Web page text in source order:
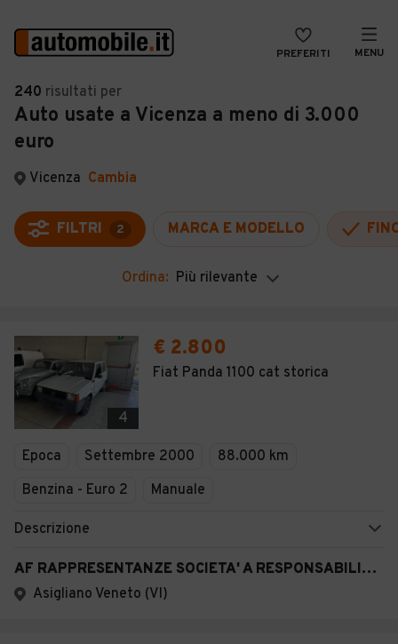
PREFERITI MENU
Auto
Auto Km 0
Auto Nuove
Moto
Camper
Veicoli Commerciali
VENDI
MAGAZINE
ACCEDI
240 risultati per
Auto usate a Vicenza a meno di 3.000
euro
Vicenza Cambia
FILTRI 2 MARCA E MODELLO
Ordina: Più rilevante
4
€ 2.800
Fiat Panda 1100 cat storica
Epoca Settembre 2000
88.000 km
Benzina - Euro 2
Manuale
Descrizione
AF RAPPRESENTANZE SOCIETA' A RESPONSABILITA' LIMIT
Asigliano Veneto (VI)